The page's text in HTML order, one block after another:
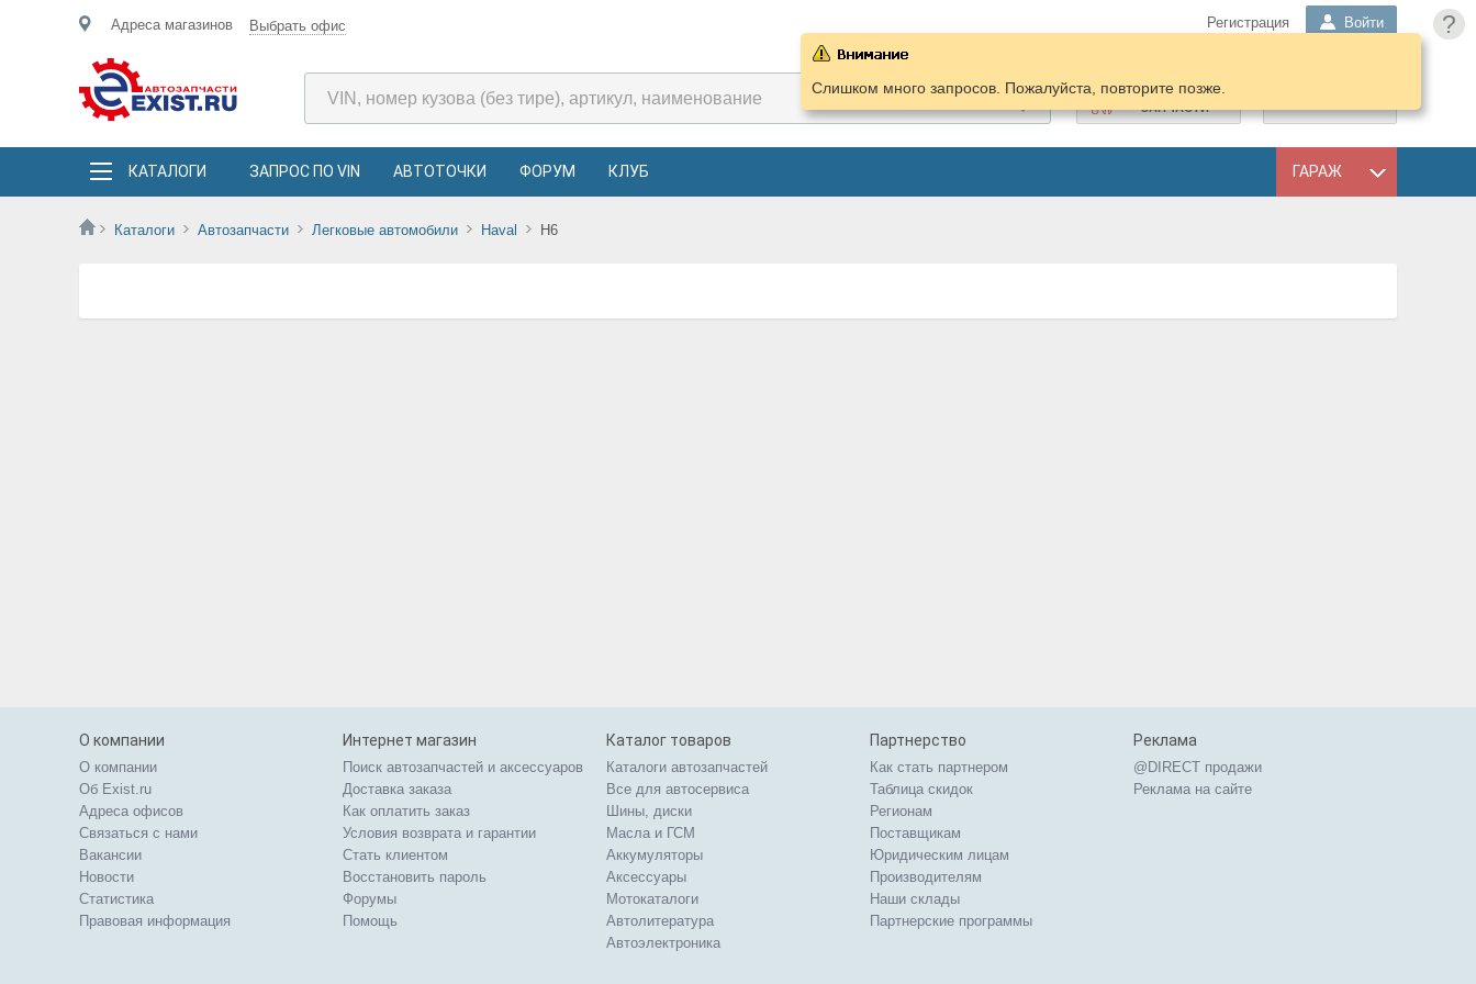
?
Адреса магазинов Выбрать офис Регистрация Войти
ПОДОБРАТЬ
ЗАПЧАСТИ
КАТАЛОГИ ЗАПРОС ПО VIN АВТОТОЧКИ ФОРУМ КЛУБ ГАРАЖ
Каталоги Автозапчасти Легковые автомобили Haval H6
Слишком много запросов. Пожалуйста, повторите позже.
О компании
О компании
Об Exist.ru
Адреса офисов
Связаться с нами
Вакансии
Новости
Статистика
Правовая информация
Интернет магазин
Поиск автозапчастей и аксессуаров
Доставка заказа
Как оплатить заказ
Условия возврата и гарантии
Стать клиентом
Восстановить пароль
Форумы
Помощь
Каталог товаров
Каталоги автозапчастей
Все для автосервиса
Шины, диски
Масла и ГСМ
Аккумуляторы
Аксессуары
Мотокаталоги
Автолитература
Автоэлектроника
Партнерство
Как стать партнером
Таблица скидок
Регионам
Поставщикам
Юридическим лицам
Производителям
Наши склады
Партнерские программы
Реклама
@DIRECT продажи
Реклама на сайте